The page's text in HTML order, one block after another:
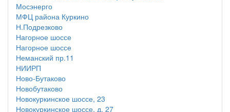
Мосэнерго
МФЦ района Куркино
Н.Подрезково
Нагорное шоссе
Нагорное шоссе
Неманский пр.11
НИИРП
Ново-Бутаково
Новобутаково
Новокуркинское шоссе, 23
Новокуркинское шоссе, д. 27